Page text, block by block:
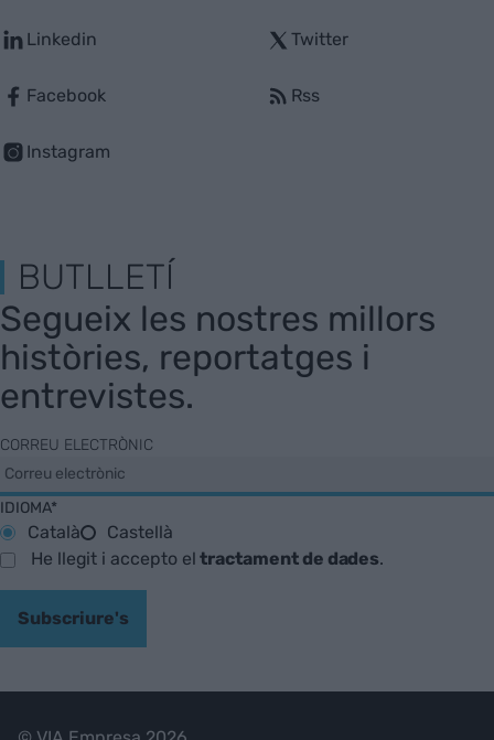
Linkedin
Facebook
Instagram
Twitter
Rss
BUTLLETÍ
Segueix les nostres millors
històries, reportatges i
entrevistes.
CORREU ELECTRÒNIC
IDIOMA*
Català
Castellà
He llegit i accepto eltractament de dades.
Subscriure's